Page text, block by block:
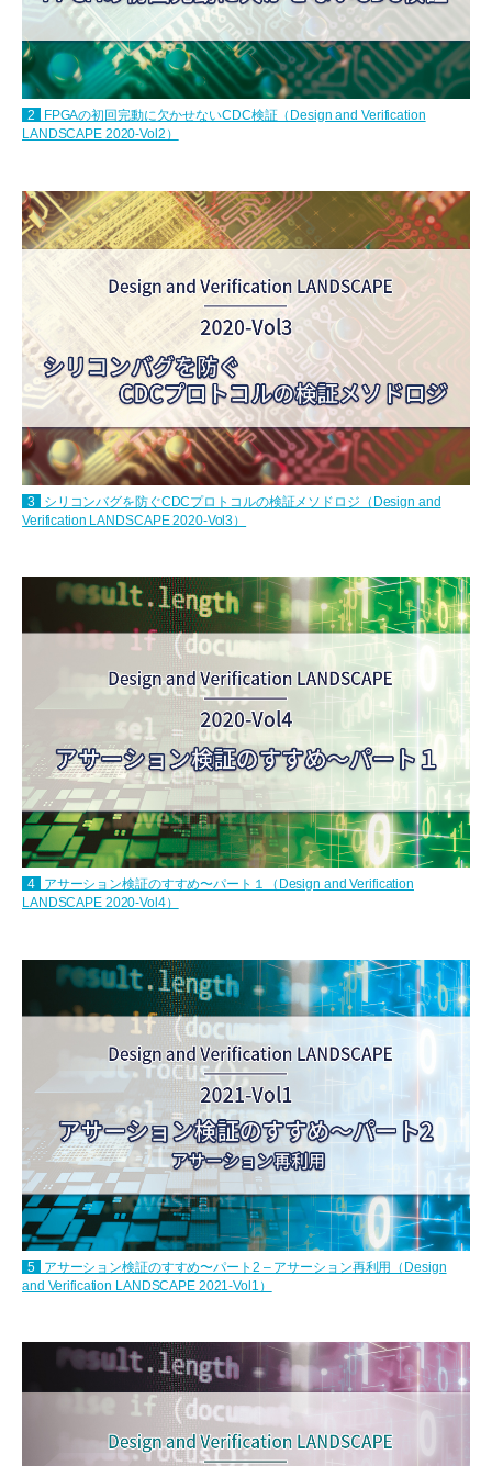
2
FPGAの初回完動に欠かせないCDC検証（Design and Verification
LANDSCAPE 2020-Vol2）
3
シリコンバグを防ぐCDCプロトコルの検証メソドロジ（Design and
Verification LANDSCAPE 2020-Vol3）
4
アサーション検証のすすめ〜パート１（Design and Verification
LANDSCAPE 2020-Vol4）
5
アサーション検証のすすめ〜パート2 – アサーション再利用（Design
and Verification LANDSCAPE 2021-Vol1）